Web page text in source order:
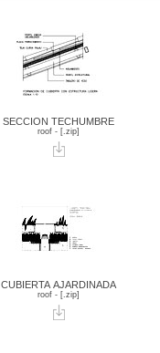
SECCION TECHUMBRE
roof - [.zip]
CUBIERTA AJARDINADA
roof - [.zip]